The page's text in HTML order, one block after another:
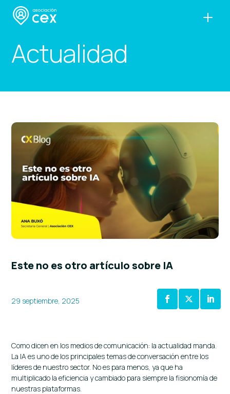
Actualidad
Este no es otro artículo sobre IA
29 septiembre, 2025
Como dicen en los medios de comunicación: la actualidad manda.
La IA es uno de los principales temas de conversación entre los
líderes de nuestro sector. No es para menos, ya que ha
multiplicado la eficiencia y cambiado para siempre la fisionomía de
nuestras plataformas.